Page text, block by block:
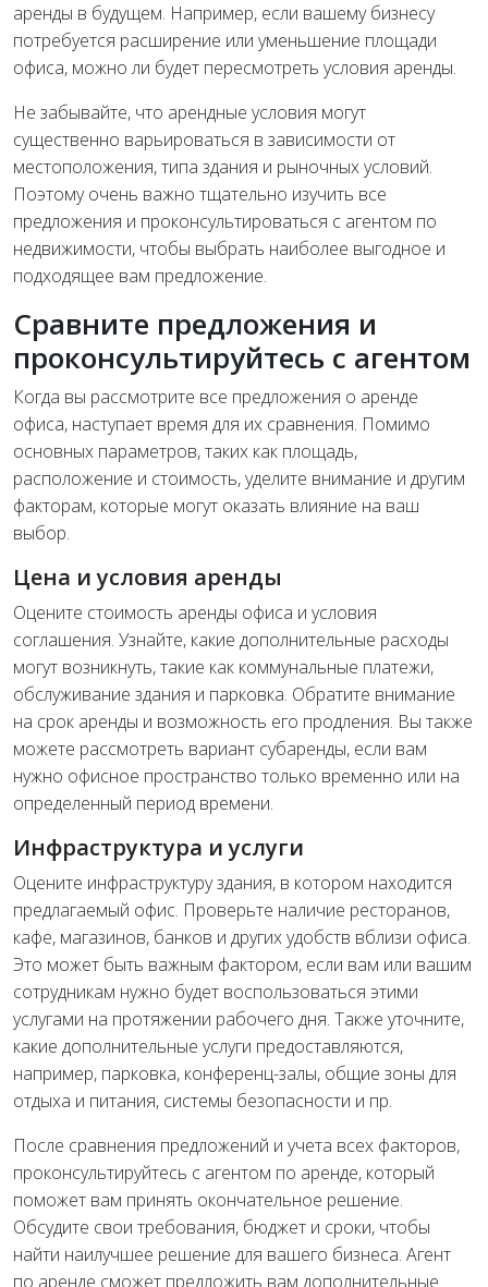
аренды в будущем. Например, если вашему бизнесу
потребуется расширение или уменьшение площади
офиса, можно ли будет пересмотреть условия аренды.
Не забывайте, что арендные условия могут
существенно варьироваться в зависимости от
местоположения, типа здания и рыночных условий.
Поэтому очень важно тщательно изучить все
предложения и проконсультироваться с агентом по
недвижимости, чтобы выбрать наиболее выгодное и
подходящее вам предложение.
Сравните предложения и
проконсультируйтесь с агентом
Когда вы рассмотрите все предложения о аренде
офиса, наступает время для их сравнения. Помимо
основных параметров, таких как площадь,
расположение и стоимость, уделите внимание и другим
факторам, которые могут оказать влияние на ваш
выбор.
Цена и условия аренды
Оцените стоимость аренды офиса и условия
соглашения. Узнайте, какие дополнительные расходы
могут возникнуть, такие как коммунальные платежи,
обслуживание здания и парковка. Обратите внимание
на срок аренды и возможность его продления. Вы также
можете рассмотреть вариант субаренды, если вам
нужно офисное пространство только временно или на
определенный период времени.
Инфраструктура и услуги
Оцените инфраструктуру здания, в котором находится
предлагаемый офис. Проверьте наличие ресторанов,
кафе, магазинов, банков и других удобств вблизи офиса.
Это может быть важным фактором, если вам или вашим
сотрудникам нужно будет воспользоваться этими
услугами на протяжении рабочего дня. Также уточните,
какие дополнительные услуги предоставляются,
например, парковка, конференц-залы, общие зоны для
отдыха и питания, системы безопасности и пр.
После сравнения предложений и учета всех факторов,
проконсультируйтесь с агентом по аренде, который
поможет вам принять окончательное решение.
Обсудите свои требования, бюджет и сроки, чтобы
найти наилучшее решение для вашего бизнеса. Агент
по аренде сможет предложить вам дополнительные